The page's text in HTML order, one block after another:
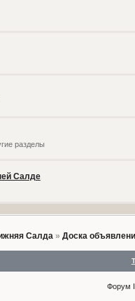
разделы
Салде
Салда» Доска
Форум